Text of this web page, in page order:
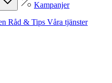
Kampanjer
Råd & Tips Våra tjänster